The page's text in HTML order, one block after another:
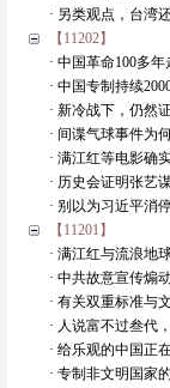
· 另类观点，台湾
【11202】
· 中国革命100多年
· 中国专制持续
· 新冷战下，仍然
· 间谍气球事件为
· 满江红等电影确
· 历史会证明张艺
· 别以为习近平消
【11201】
· 满江红与流浪地
· 中共故意宣传煽
· 有关双重标准与
· 人说富不过叁代
· 给乐观的中国正
· 专制非文明国家